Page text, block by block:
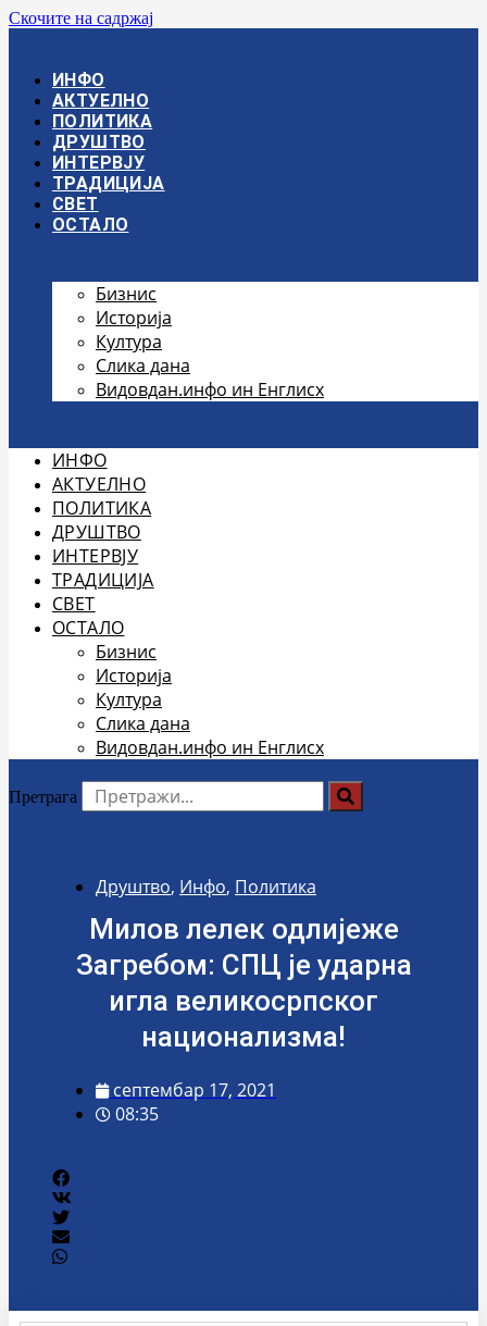
Скочите на садржај
ИНФО
АКТУЕЛНО
ПОЛИТИКА
ДРУШТВО
ИНТЕРВЈУ
ТРАДИЦИЈА
СВЕТ
ОСТАЛО
Бизнис
Историја
Култура
Слика дана
Видовдан.инфо ин Енглисх
ИНФО
АКТУЕЛНО
ПОЛИТИКА
ДРУШТВО
ИНТЕРВЈУ
ТРАДИЦИЈА
СВЕТ
ОСТАЛО
Бизнис
Историја
Култура
Слика дана
Видовдан.инфо ин Енглисх
Претрага
Друштво, Инфо, Политика
Милов лелек одлијеже
Загребом: СПЦ је ударна
игла великосрпског
национализма!
септембар 17, 2021
08:35